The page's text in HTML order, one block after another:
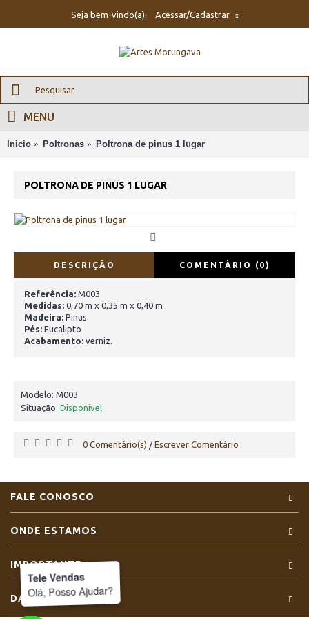
Seja bem-vindo(a): Acessar/Cadastrar
MENU
Inicio Poltronas Poltrona de pinus 1 lugar
POLTRONA DE PINUS 1 LUGAR
DESCRIÇÃO COMENTÁRIO (0)
Referência: M003
Medidas: 0,70 m x 0,35 m x 0,40 m
Madeira: Pinus
Pés: Eucalipto
Acabamento: verniz.
Modelo: M003
Situação: Disponivel
0 Comentário(s) / Escrever Comentário
FALE CONOSCO
ONDE ESTAMOS
IMPORTANTE
DADOS
Tele Vendas
Olá, Posso Ajudar?